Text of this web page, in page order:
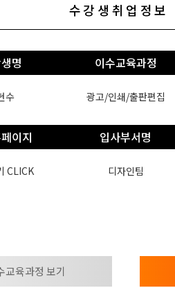
수강생취업정보
명
수
이수교육과정
광고/인쇄/출판편집
이지
CLICK
입사부서명
디자인팀
교육과정 보기